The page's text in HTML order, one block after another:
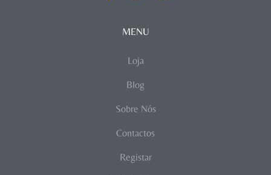
MENU
Loja
Blog
Sobre Nós
Contactos
Registar